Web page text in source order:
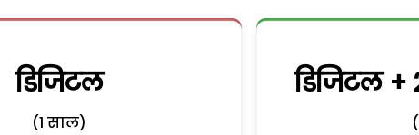
डिजिटल
(1 साल)
डिजिटल +